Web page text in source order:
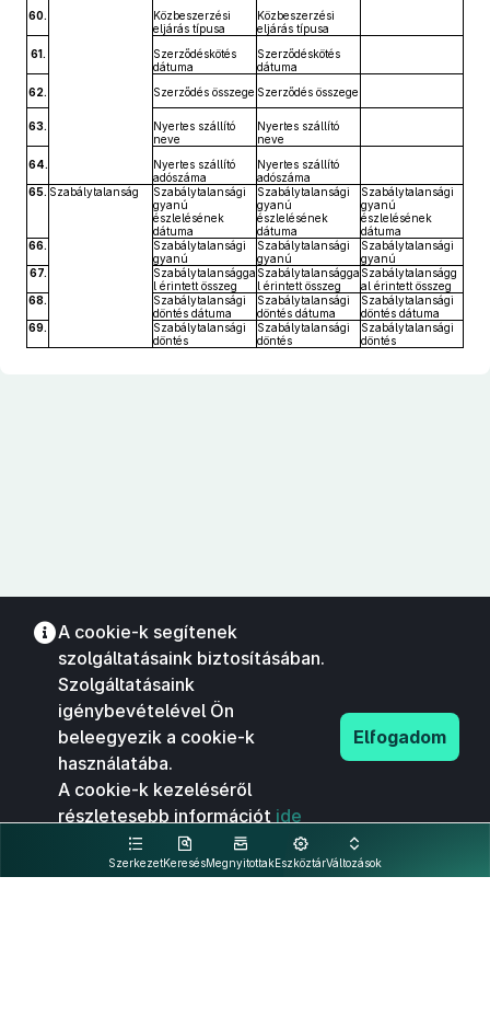
60.
Közbeszerzési
eljárás típusa
Közbeszerzési
eljárás típusa
61.
Szerződéskötés
dátuma
Szerződéskötés
dátuma
62.
Szerződés összege Szerződés összege
63.
Nyertes szállító
neve
Nyertes szállító
neve
64.
Nyertes szállító
adószáma
Nyertes szállító
adószáma
65. Szabálytalanság
Szabálytalansági
gyanú
észlelésének
dátuma
Szabálytalansági
gyanú
észlelésének
dátuma
Szabálytalansági
gyanú
észlelésének
dátuma
66.
Szabálytalansági
gyanú
Szabálytalansági
gyanú
Szabálytalansági
gyanú
67.
Szabálytalanságga
l érintett összeg
Szabálytalanságga
l érintett összeg
Szabálytalanságg
al érintett összeg
68.
Szabálytalansági
döntés dátuma
Szabálytalansági
döntés dátuma
Szabálytalansági
döntés dátuma
69.
Szabálytalansági
döntés
Szabálytalansági
döntés
Szabálytalansági
döntés
SzerkezetKeresésMegnyitottakEszköztárVáltozások
A cookie-k segítenek
szolgáltatásaink biztosításában.
Szolgáltatásaink
igénybevételével Ön
beleegyezik a cookie-k
használatába.
A cookie-k kezeléséről
részletesebb információt ide
kattintva olvashat.
Elfogadom